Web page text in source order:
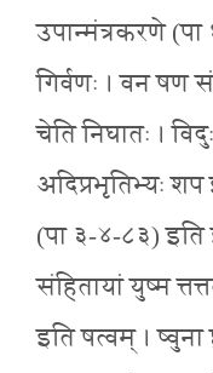
उपान्मंत्रकरणे
गिर्वणः । वन षण
चेति निघातः ।
अदिप्रभृतिभ्यः
(पा ३-४-८३) इति
संहितायां युष्म
इति षत्वम् । ष्वुना